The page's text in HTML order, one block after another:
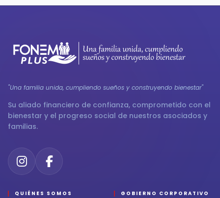
"Una familia unida, cumpliendo sueños y construyendo bienestar"
Su aliado financiero de confianza, comprometido con el
bienestar y el progreso social de nuestros asociados y
familias.
QUIÉNES SOMOS GOBIERNO CORPORATIVO